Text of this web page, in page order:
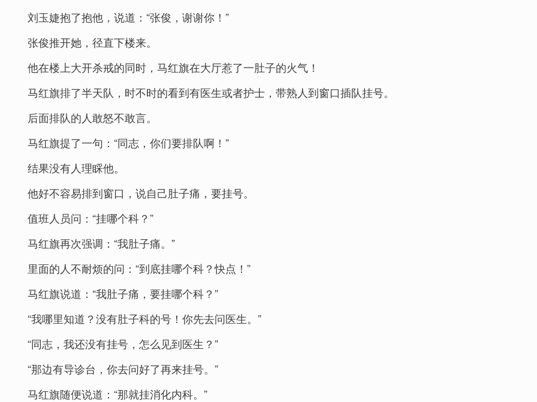
刘玉婕抱了抱他，说道：“张俊，谢谢你！”
张俊推开她，径直下楼来。
他在楼上大开杀戒的同时，马红旗在大厅惹了一肚子的火气！
马红旗排了半天队，时不时的看到有医生或者护士，带熟人到窗口插队挂号。
后面排队的人敢怒不敢言。
马红旗提了一句：“同志，你们要排队啊！”
结果没有人理睬他。
他好不容易排到窗口，说自己肚子痛，要挂号。
值班人员问：“挂哪个科？”
马红旗再次强调：“我肚子痛。”
里面的人不耐烦的问：“到底挂哪个科？快点！”
马红旗说道：“我肚子痛，要挂哪个科？”
“我哪里知道？没有肚子科的号！你先去问医生。”
“同志，我还没有挂号，怎么见到医生？”
“那边有导诊台，你去问好了再来挂号。”
马红旗随便说道：“那就挂消化内科。”